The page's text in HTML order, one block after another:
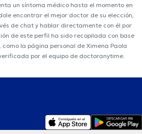
un síntoma médico hasta el momento en
encontrar el mejor doctor de su elección,
de chat y hablar directamente con él por
de este perfil ha sido recopilada con base
la página personal de Ximena Paola
por el equipo de doctoranytime.